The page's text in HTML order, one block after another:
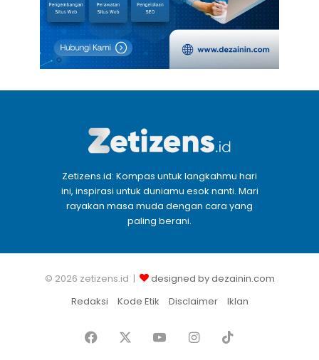
Zetizens.id: Kompas untuk langkahmu hari
ini, inspirasi untuk duniamu esok nanti. Mari
rayakan masa muda dengan cara yang
paling berani.
© 2026 zetizens.id |
designed by dezainin.com
Redaksi
Kode Etik Disclaimer Iklan
Facebook YouTubeInstagram